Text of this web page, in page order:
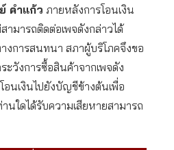
คำแก้ว ภายหลังการโอนเงิน
ามารถติดต่อเพจดังกล่าวได้
งการสนทนา สภาผู้บริโภคจึงขอ
ะวังการซื้อสินค้าจากเพจดัง
อนเงินไปยังบัญชีข้างต้นเพื่อ
นใดได้รับความเสียหายสามารถ